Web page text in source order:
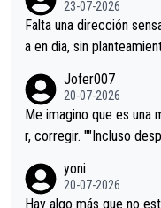
23-07-2026
Falta una dirección
a en dia, sin
Minguez, Velez etc
tristes sin victorias.
Jofer007
20-07-2026
Me imagino que es una
r, corregir. ""Incluso
permaneció pegado a
a que era capaz de
yoni
20-07-2026
Hay algo más que no